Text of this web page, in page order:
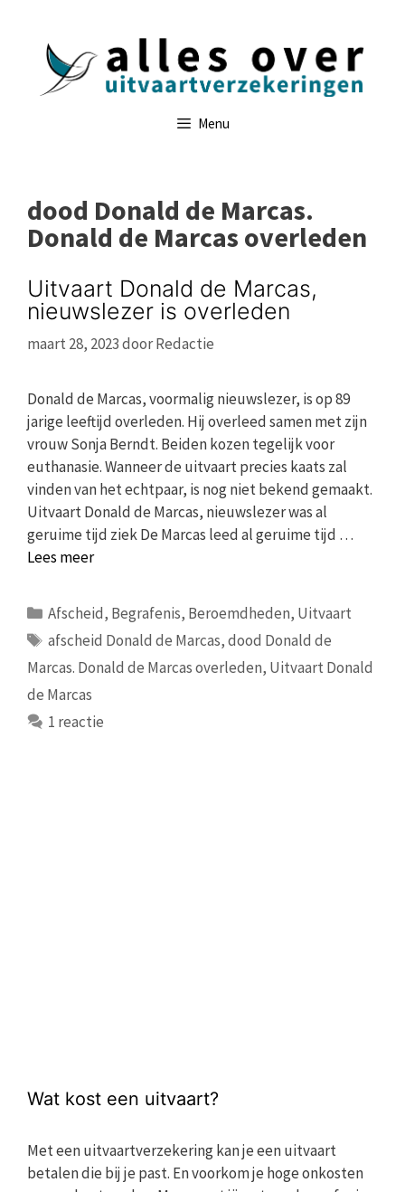
Menu
dood Donald de Marcas.
Donald de Marcas overleden
Uitvaart Donald de Marcas,
nieuwslezer is overleden
maart 28, 2023doorRedactie
Donald de Marcas, voormalig nieuwslezer, is op 89
jarige leeftijd overleden. Hij overleed samen met zijn
vrouw Sonja Berndt. Beiden kozen tegelijk voor
euthanasie. Wanneer de uitvaart precies kaats zal
vinden van het echtpaar, is nog niet bekend gemaakt.
Uitvaart Donald de Marcas, nieuwslezer was al
geruime tijd ziek De Marcas leed al geruime tijd …
Lees meer
Categorieën
Afscheid, Begrafenis, Beroemdheden, Uitvaart
Tags
afscheid Donald de Marcas,dood Donald de
Marcas. Donald de Marcas overleden, Uitvaart Donald
de Marcas
1 reactie
Wat kost een uitvaart?
Met een uitvaartverzekering kan je een uitvaart
betalen die bij je past. En voorkom je hoge onkosten